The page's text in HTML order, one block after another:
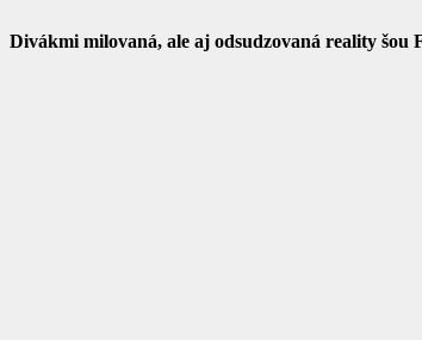
Divákmi milovaná, ale aj odsudzovaná reality